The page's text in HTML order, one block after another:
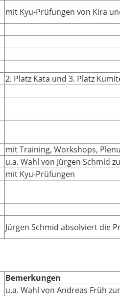
mit Kyu-Prüfungen von Kira
2. Platz Kata und 3. Platz
mit Training, Workshops,
u.a. Wahl von Jürgen Schmid
mit Kyu-Prüfungen
Jürgen Schmid absolviert die
Bemerkungen
u.a. Wahl von Andreas Früh